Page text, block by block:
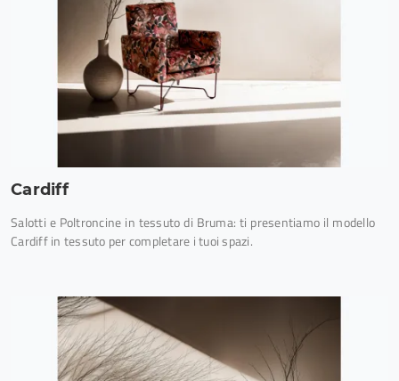
Cardiff
Salotti e Poltroncine in tessuto di Bruma: ti presentiamo il modello
Cardiff in tessuto per completare i tuoi spazi.